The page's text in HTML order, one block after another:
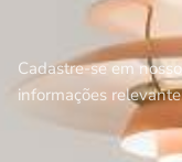
Cadastre-se em
informações